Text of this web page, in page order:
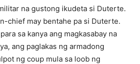
na gustong ikudeta si Duterte.
chief may bentahe pa si Duterte.
sa kanya ang magkasabay na
ang paglakas ng armadong
ng coup mula sa loob ng